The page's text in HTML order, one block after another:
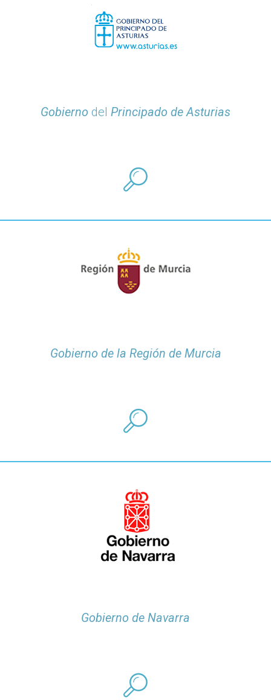
Gobierno del Principado de Asturias
Gobierno de la Región de Murcia
Gobierno de Navarra